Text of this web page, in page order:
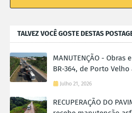
TALVEZ VOCÊ GOSTE DESTAS
MANUTENÇÃO - Obras
BR-364, de Porto
Julho 21, 2026
RECUPERAÇÃO DO